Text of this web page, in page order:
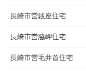
長崎市営銭座住宅
長崎市営脇岬住宅
長崎市営毛井首住宅